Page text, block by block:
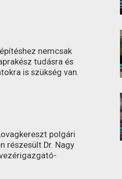
nemcsak
tudásra és
is szükség van.
polgári
részesült Dr. Nagy